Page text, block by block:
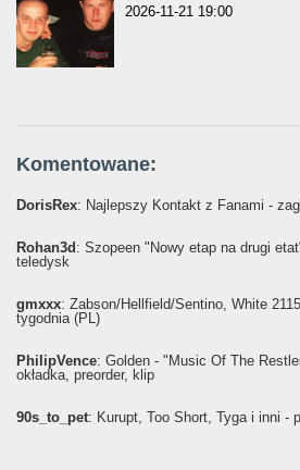
2026-11-21 19:00
Komentowane:
DorisRex: Najlepszy Kontakt z Fanami -
Rohan3d : Szopeen "Nowy etap na drugi
teledysk
gmxxx: Żabson/Hellfield/Sentino, White
tygodnia (PL)
PhilipVence: Golden - "Music Of The
okładka, preorder, klip
90s_to_pet: Kurupt, Too Short, Tyga i inni -